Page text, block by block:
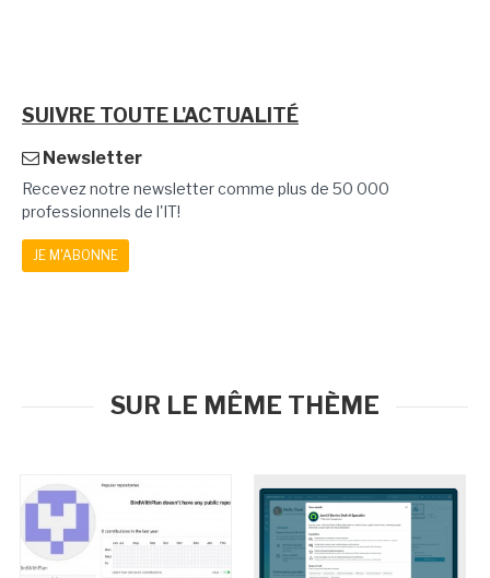
SUIVRE TOUTE L'ACTUALITÉ
Newsletter
Recevez notre newsletter comme plus de 50 000
professionnels de l'IT!
JE M'ABONNE
SUR LE MÊME THÈME